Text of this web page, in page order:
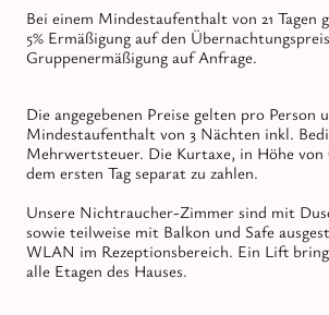
Bei einem Mindestaufenthalt von 21 Tagen
5% Ermäßigung auf den
Gruppenermäßigung auf Anfrage.
Die angegebenen Preise gelten pro Person
Mindestaufenthalt von 3 Nächten inkl.
Mehrwertsteuer. Die Kurtaxe, in Höhe von
dem ersten Tag separat zu zahlen.
Unsere Nichtraucher-Zimmer sind mit
sowie teilweise mit Balkon und Safe
WLAN im Rezeptionsbereich. Ein Lift
alle Etagen des Hauses.